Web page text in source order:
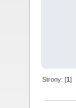
Strony: [1]